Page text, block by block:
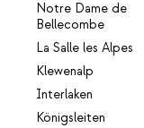
Notre Dame de
Bellecombe
La Salle les Alpes
Klewenalp
Interlaken
Königsleiten